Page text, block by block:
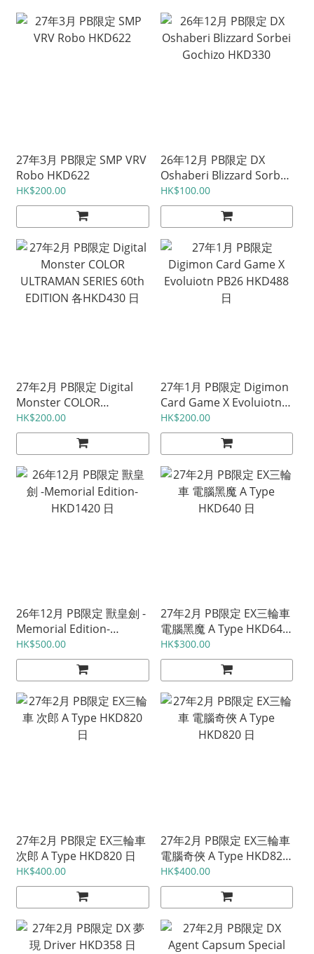
27年3月 PB限定 SMP VRV
Robo HKD622
HK$200.00
26年12月 PB限定 DX
Oshaberi Blizzard Sorbei
Gochizo HKD330
HK$100.00
27年2月 PB限定 Digital
Monster COLOR
ULTRAMAN SERIES 60th
EDITION 各HKD430 日
HK$200.00
27年1月 PB限定 Digimon
Card Game X Evoluiotn
PB26 HKD488 日
HK$200.00
26年12月 PB限定 獸皇劍 -
Memorial Edition-
HKD1420 日
HK$500.00
27年2月 PB限定 EX三輪車
電腦黑魔 A Type HKD640
日
HK$300.00
27年2月 PB限定 EX三輪車
次郎 A Type HKD820 日
HK$400.00
27年2月 PB限定 EX三輪車
電腦奇俠 A Type HKD820
日
HK$400.00